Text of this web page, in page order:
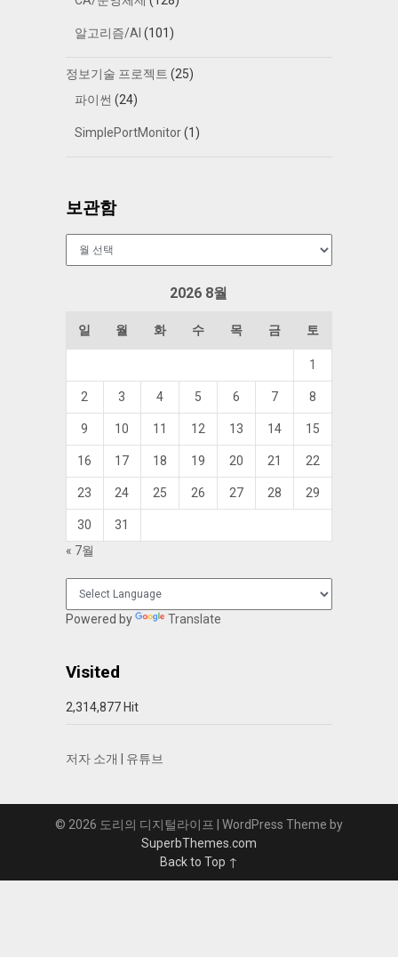
알고리즘/AI (101)
정보기술 프로젝트 (25)
파이썬 (24)
SimplePortMonitor(1)
보관함
2026 8월
일 월 화 수 목 금 토
1
2 3 4 5 6 7 8
9 10 11 12 13 14 15
16 17 18 19 20 21 22
23 24 25 26 27 28 29
30
31
« 7월
Powered by Translate
Visited
2,314,877 Hit
저자 소개 유튜브
© 2026 도리의 디지털라이프
| WordPress Theme by
SuperbThemes.com
Back to Top ↑